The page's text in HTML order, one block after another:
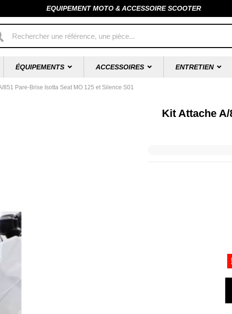
EQUIPEMENT MOTO & ACCESSOIRE SCOOTER
ÉQUIPEMENTS ACCESSOIRES ENTRETIEN
851 Pare-Brise Isotta Seat MO 125 et Silence S01
Kit Attache